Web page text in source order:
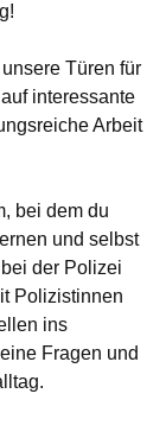
Türen für
interessante
Arbeit
bei dem du
und selbst
der Polizei
Polizistinnen
ins
Fragen und